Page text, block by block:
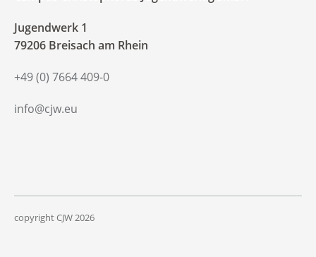
‍Jugendwerk 1
79206 Breisach am Rhein
+49 (0) 7664 409-0
info@cjw.eu
copyright CJW2026